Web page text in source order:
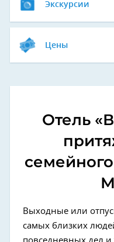
Экскурсии
Цены
Отель
Выходные или
самых близких